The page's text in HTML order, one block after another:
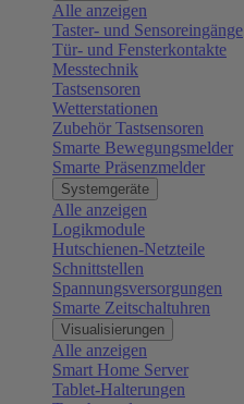
Alle anzeigen
Taster- und Sensoreingänge
Tür- und Fensterkontakte
Messtechnik
Tastsensoren
Wetterstationen
Zubehör Tastsensoren
Smarte Bewegungsmelder
Smarte Präsenzmelder
Systemgeräte
Alle anzeigen
Logikmodule
Hutschienen-Netzteile
Schnittstellen
Spannungsversorgungen
Smarte Zeitschaltuhren
Visualisierungen
Alle anzeigen
Smart Home Server
Tablet-Halterungen